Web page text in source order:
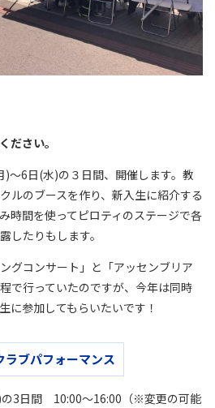
さい。
)〜6日(水)の３日間、開催します。教
ルのブースを作り、新入生に紹介する
時間を使ってピロティのステージで各
したりもします。
グコンサート」と「アッセンブリア
で行っていたのですが、今年は同時
に参加してもらいたいです！
ラブパフォーマンス
の3日間 10:00〜16:00（※変更の可能